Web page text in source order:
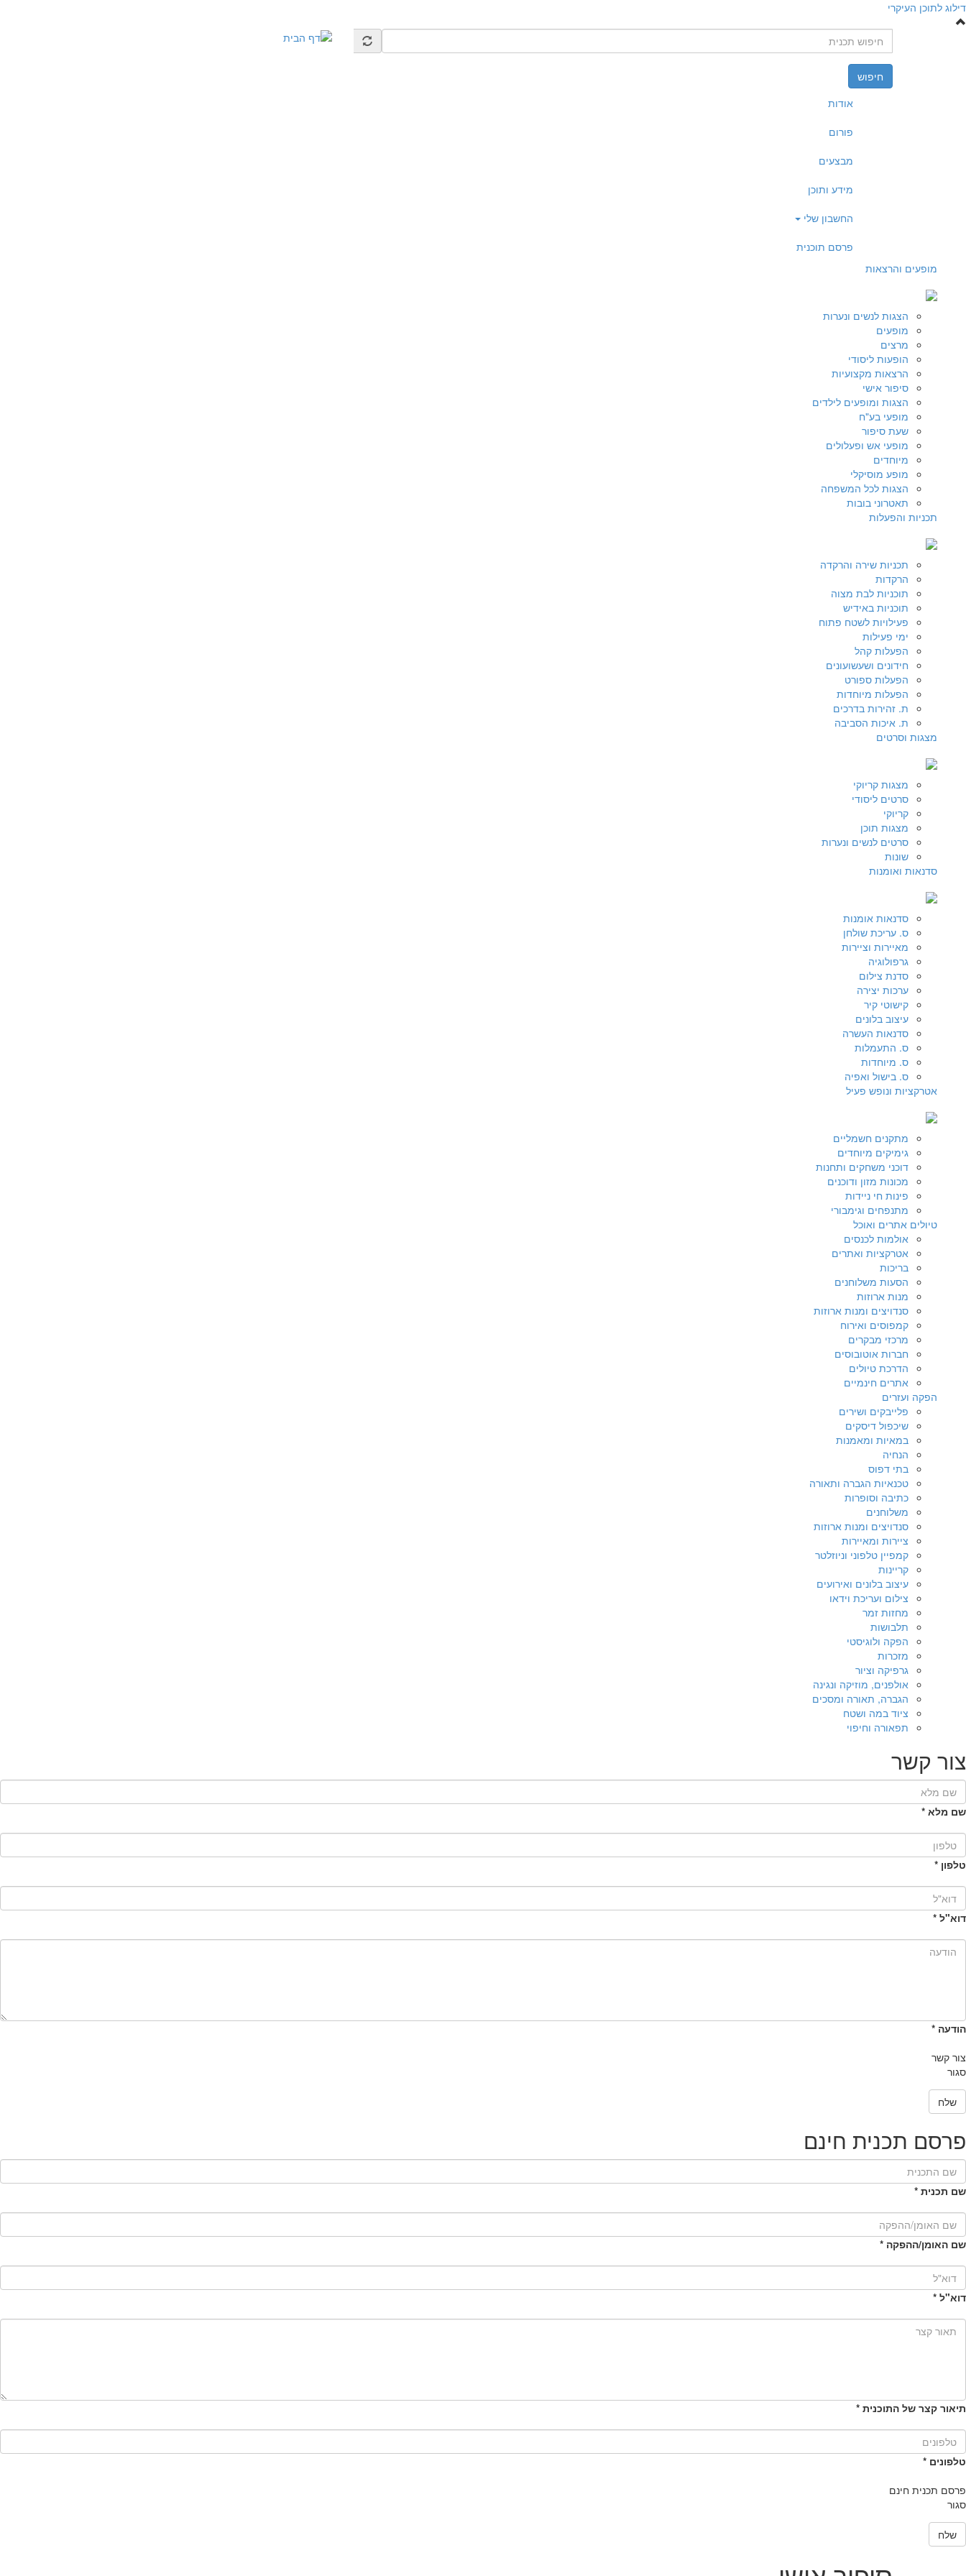
דילוג לתוכן העיקרי
חיפוש
אודות
פורום
מבצעים
מידע ותוכן
החשבון שלי
פרסם תוכנית
מופעים והרצאות
הצגות לנשים ונערות
מופעים
מרצים
הופעות ליסודי
הרצאות מקצועיות
סיפור אישי
הצגות ומופעים לילדים
מופעי בע"ח
שעת סיפור
מופעי אש ופעלולים
מיוחדים
מופע מוסיקלי
הצגות לכל המשפחה
תאטרוני בובות
תכניות והפעלות
תכניות שירה והרקדה
הרקדות
תוכניות לבת מצוה
תוכניות באידיש
פעילויות לשטח פתוח
ימי פעילות
הפעלות קהל
חידונים ושעשועונים
הפעלות ספורט
הפעלות מיוחדות
ת. זהירות בדרכים
ת. איכות הסביבה
מצגות וסרטים
מצגות קריוקי
סרטים ליסודי
קריוקי
מצגות תוכן
סרטים לנשים ונערות
שונות
סדנאות ואומנות
סדנאות אומנות
ס. עריכת שולחן
מאיירות וציירות
גרפולוגיה
סדנת צילום
ערכות יצירה
קישוטי קיר
עיצוב בלונים
סדנאות העשרה
ס. התעמלות
ס. מיוחדות
ס. בישול ואפיה
אטרקציות ונופש פעיל
מתקנים חשמליים
גימיקים מיוחדים
דוכני משחקים ותחנות
מכונות מזון ודוכנים
פינות חי ניידות
מתנפחים וגימבורי
טיולים אתרים ואוכל
אולמות לכנסים
אטרקציות ואתרים
בריכות
הסעות משלוחנים
מנות ארוזות
סנדויצים ומנות ארוזות
קמפוסים ואירוח
מרכזי מבקרים
חברות אוטובוסים
הדרכת טיולים
אתרים חינמיים
הפקה ועזרים
פלייבקים ושירים
שיכפול דיסקים
במאיות ומאמנות
הנחיה
בתי דפוס
טכנאיות הגברה ותאורה
כתיבה וסופרות
משלוחנים
סנדויצים ומנות ארוזות
ציירות ומאיירות
קמפיין טלפוני וניוזלטר
קריינות
עיצוב בלונים ואירועים
צילום ועריכת וידאו
מחזות זמר
תלבושות
הפקה ולוגיסטי
מזכרות
גרפיקה וציור
אולפנים, מוזיקה ונגינה
הגברה, תאורה ומסכים
ציוד במה ושטח
תפאורה וחיפוי
צור קשר
שם מלא *
טלפון *
דוא"ל *
הודעה *
צור קשר
סגור
שלח
פרסם תכנית חינם
שם תכנית *
שם האומן/ההפקה *
דוא"ל *
תיאור קצר של התוכנית *
טלפונים *
פרסם תכנית חינם
סגור
שלח